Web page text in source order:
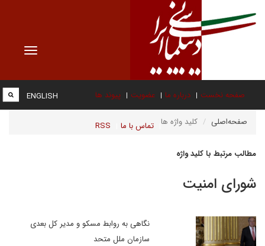
Toggle
صفحه نخست درباره ما عضویت پیوند ها
تماس با ما RSS
ENGLISH
صفحه‌اصلی کلید واژه ها
مطالب مرتبط با کلید واژه
شورای امنیت
نگاهی به روابط مسکو و مدیر کل بعدی
سازمان ملل متحد